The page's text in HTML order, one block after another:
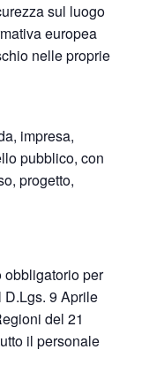
sul luogo
europea
nelle proprie
impresa,
pubblico, con
progetto,
obbligatorio per
9 Aprile
del 21
il personale